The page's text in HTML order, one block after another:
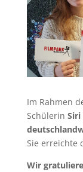
Im Rahmen
Schülerin
Sie erreichte
Wir